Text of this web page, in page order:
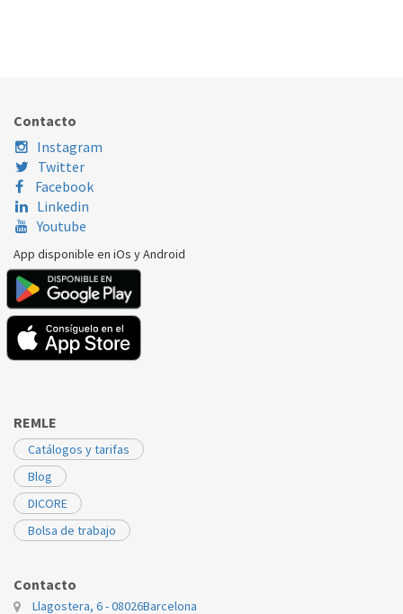
Contacto
Instagram
Twitter
Facebook
Linkedin
Youtube
App disponible en iOs y Android
REMLE
Catálogos y tarifas
Blog
DICORE
Bolsa de trabajo
Contacto
Llagostera, 6 - 08026Barcelona